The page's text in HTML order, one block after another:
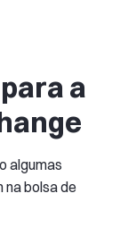
a
algumas
na bolsa de